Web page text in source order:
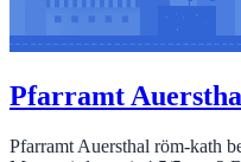
Pfarramt
Pfarramt Auersthal röm-kath